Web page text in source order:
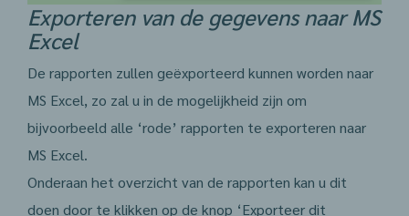
Exporteren van de gegevens naar MS
Excel
De rapporten zullen geëxporteerd kunnen worden naar
MS Excel, zo zal u in de mogelijkheid zijn om
bijvoorbeeld alle ‘rode’ rapporten te exporteren naar
MS Excel.
Onderaan het overzicht van de rapporten kan u dit
doen door te klikken op de knop ‘Exporteer dit